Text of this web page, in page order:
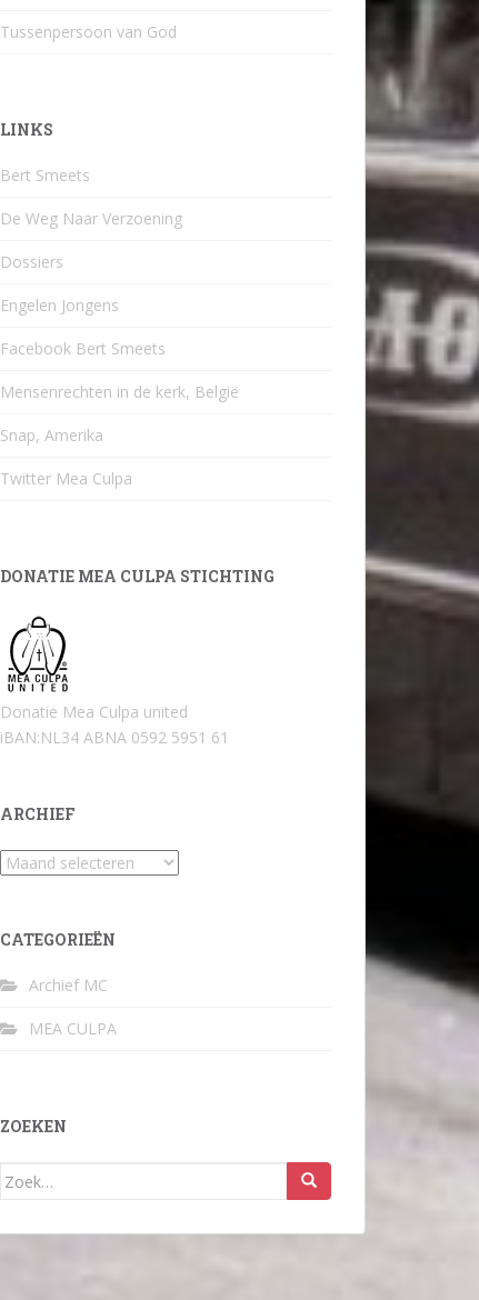
Tussenpersoon van God
LINKS
Bert Smeets
De Weg Naar Verzoening
Dossiers
Engelen Jongens
Facebook Bert Smeets
Mensenrechten in de kerk, België
Snap, Amerika
Twitter Mea Culpa
DONATIE MEA CULPA STICHTING
Donatie Mea Culpa united
iBAN:NL34 ABNA 0592 5951 61
ARCHIEF
Archief
CATEGORIEËN
Archief MC
MEA CULPA
ZOEKEN
Zoek